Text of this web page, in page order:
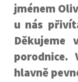
jménem
u nás
Děkujeme
porodnice.
hlavně